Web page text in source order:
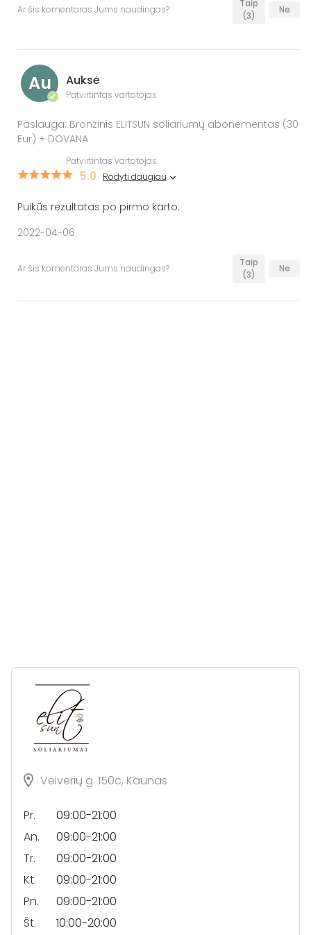
Ar šis komentaras Jums naudingas?
Taip
(3)
Ne
Au
✔
Auksė
Patvirtintas vartotojas
Paslauga: Bronzinis ELITSUN soliariumų abonementas (30
Eur) + DOVANA
Patvirtintas vartotojas
5.0 Rodyti daugiau
Puikūs rezultatas po pirmo karto.
2022-04-06
Ar šis komentaras Jums naudingas?
Taip
(3)
Ne
Veiverių g. 150c, Kaunas
Pr.
09:00-21:00
An.
09:00-21:00
Tr.
09:00-21:00
Kt.
09:00-21:00
Pn.
09:00-21:00
Št.
10:00-20:00